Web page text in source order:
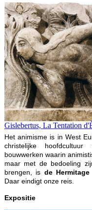
Gislebertus, La Tentation
Het animisme is in West
christelijke
bouwwerken waarin
maar met de bedoeling
brengen, is de
Daar eindigt onze reis.
Expositie